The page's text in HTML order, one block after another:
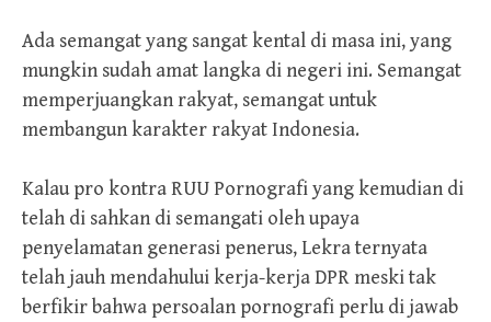
Ada semangat yang sangat kental di masa ini, yang
mungkin sudah amat langka di negeri ini. Semangat
memperjuangkan rakyat, semangat untuk
membangun karakter rakyat Indonesia.
Kalau pro kontra RUU Pornografi yang kemudian di
telah di sahkan di semangati oleh upaya
penyelamatan generasi penerus, Lekra ternyata
telah jauh mendahului kerja-kerja DPR meski tak
berfikir bahwa persoalan pornografi perlu di jawab